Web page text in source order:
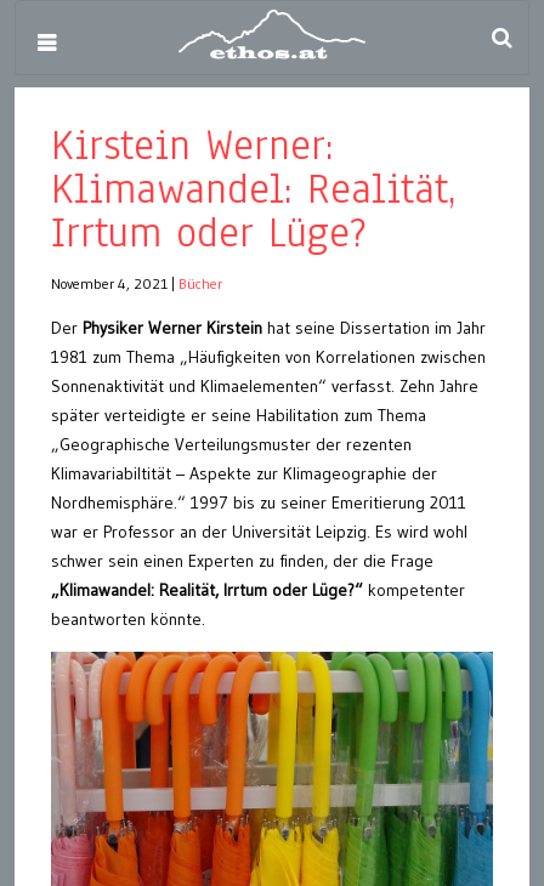
Kirstein Werner:
Klimawandel: Realität,
Irrtum oder Lüge?
November 4, 2021 Bücher
Der Physiker Werner Kirstein hat seine Dissertation im Jahr
1981 zum Thema „Häufigkeiten von Korrelationen zwischen
Sonnenaktivität und Klimaelementen“ verfasst. Zehn Jahre
später verteidigte er seine Habilitation zum Thema
„Geographische Verteilungsmuster der rezenten
Klimavariabiltität – Aspekte zur Klimageographie der
Nordhemisphäre.“ 1997 bis zu seiner Emeritierung 2011
war er Professor an der Universität Leipzig. Es wird wohl
schwer sein einen Experten zu finden, der die Frage
„Klimawandel: Realität, Irrtum oder Lüge?“ kompetenter
beantworten könnte.